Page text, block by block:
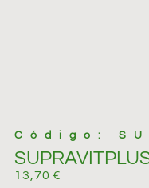
Código:
13,70€